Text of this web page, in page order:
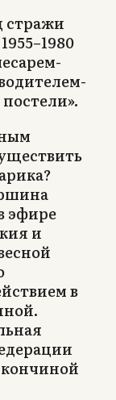
стражи
эфире
и
в
кончиной